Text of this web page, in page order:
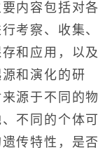
内容包括对各
考察、收集、
和应用，以及
和演化的研
源于不同的物
不同的个体可
传特性，是否